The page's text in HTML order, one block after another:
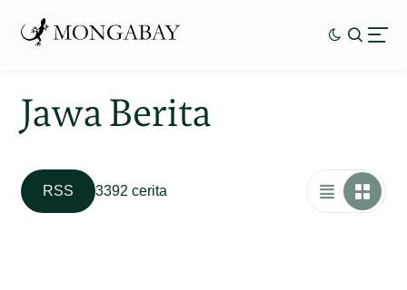
Jawa Berita
RSS 3392 cerita